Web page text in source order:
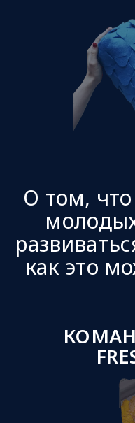
О том, что
как это